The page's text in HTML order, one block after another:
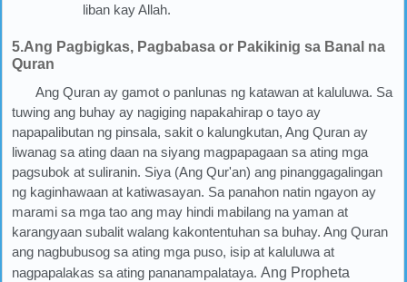
liban kay Allah.
5.Ang Pagbigkas, Pagbabasa or Pakikinig sa Banal na
Quran
Ang Quran ay gamot o panlunas ng katawan at kaluluwa. Sa
tuwing ang buhay ay nagiging napakahirap o tayo ay
napapalibutan ng pinsala, sakit o kalungkutan, Ang Quran ay
liwanag sa ating daan na siyang magpapagaan sa ating mga
pagsubok at suliranin. Siya (Ang Qur'an) ang pinanggagalingan
ng kaginhawaan at katiwasayan. Sa panahon natin ngayon ay
marami sa mga tao ang may hindi mabilang na yaman at
karangyaan subalit walang kakontentuhan sa buhay. Ang Quran
ang nagbubusog sa ating mga puso, isip at kaluluwa at
nagpapalakas sa ating pananampalataya. Ang Propheta